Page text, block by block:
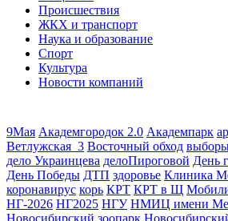
Происшествия
ЖКХ и транспорт
Наука и образование
Спорт
Культура
Новости компаний
9Мая Академгородок 2.0 Академпарк
Ветлужская_3 Восточный обход
дело Украинцева делоПироговой День
День Победы ДТП здоровье Клиника
коронавирус корь КРТ КРТ в Щ
НГ-2026 НГ2025 НГУ НМИЦ имени
Новосибирский зоопарк